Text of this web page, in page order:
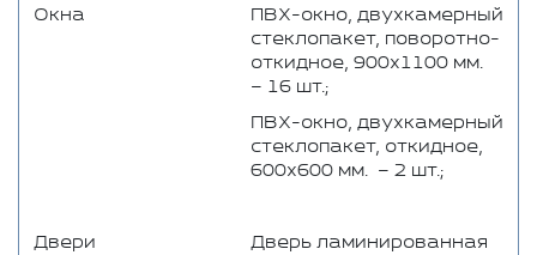
Окна
ПВХ-окно, двухкамерный
стеклопакет, поворотно-
откидное, 900х1100 мм.
– 16 шт.;
ПВХ-окно, двухкамерный
стеклопакет, откидное,
600х600 мм. – 2 шт.;
Двери
Дверь ламинированная